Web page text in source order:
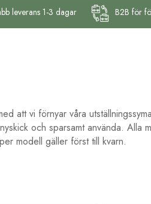
leverans 1-3 dagar B2B för
att vi förnyar våra
och sparsamt använda. Alla
modell gäller först till kvarn.